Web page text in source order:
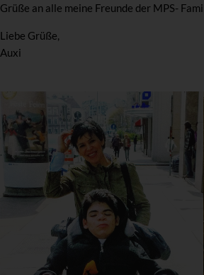
Grüße an alle meine Freunde der MPS-
Liebe Grüße,
Auxi